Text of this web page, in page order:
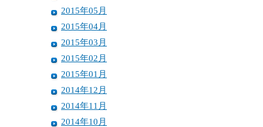
2015年05月
2015年04月
2015年03月
2015年02月
2015年01月
2014年12月
2014年11月
2014年10月